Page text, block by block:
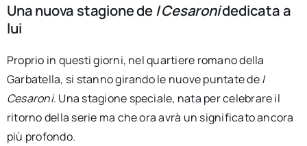
Una nuova stagione deI Cesaronidedicata a
lui
Proprio in questi giorni, nel quartiere romano della
Garbatella, si stanno girando le nuove puntate deI
Cesaroni. Una stagione speciale, nata per celebrare il
ritorno della serie ma che ora avrà un significato ancora
più profondo.